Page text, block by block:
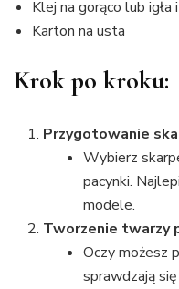
Klej na gorąco lub igła
Karton na usta
Krok po kroku:
Przygotowanie
Wybierz
pacynki.
modele.
Tworzenie twarzy
Oczy możesz
sprawdzają